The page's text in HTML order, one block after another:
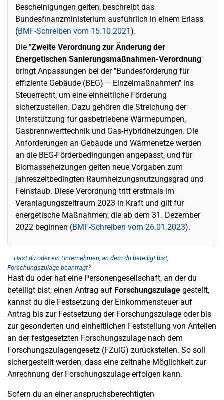
Bescheinigungen gelten, beschreibt das
Bundesfinanzministerium ausführlich in einem Erlass
(BMF-Schreiben vom 15.10.2021).
Die "Zweite Verordnung zur Änderung der
Energetischen Sanierungsmaßnahmen-Verordnung"
bringt Anpassungen bei der "Bundesförderung für
effiziente Gebäude (BEG) – Einzelmaßnahmen" ins
Steuerrecht, um eine einheitliche Förderung
sicherzustellen. Dazu gehören die Streichung der
Unterstützung für gasbetriebene Wärmepumpen,
Gasbrennwerttechnik und Gas-Hybridheizungen. Die
Anforderungen an Gebäude und Wärmenetze werden
an die BEG-Förderbedingungen angepasst, und für
Biomasseheizungen gelten neue Vorgaben zum
jahreszeitbedingten Raumheizungsnutzungsgrad und
Feinstaub. Diese Verordnung tritt erstmals im
Veranlagungszeitraum 2023 in Kraft und gilt für
energetische Maßnahmen, die ab dem 31. Dezember
2022 beginnen (BMF-Schreiben vom 26.01.2023).
Hast du oder ein Unternehmen, an dem du beteiligt bist,
Forschungszulage beantragt?
Hast du oder hat eine Personengesellschaft, an der du
beteiligt bist, einen Antrag auf Forschungszulage gestellt,
kannst du die Festsetzung der Einkommensteuer auf
Antrag bis zur Festsetzung der Forschungszulage oder bis
zur gesonderten und einheitlichen Feststellung von Anteilen
an der festgesetzten Forschungszulage nach dem
Forschungszulagengesetz (FZulG) zurückstellen. So soll
sichergestellt werden, dass eine zeitnahe Möglichkeit zur
Anrechnung der Forschungszulage erfolgen kann.
Sofern du an einer anspruchsberechtigten